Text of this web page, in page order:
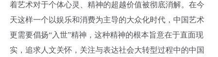
着艺术对于个体心灵、精神的超越价值被彻底消解。在今
天这样一个以娱乐和消费为主导的大众化时代，中国艺术
更需要倡扬“入世”精神，这种精神的根本旨意在于直面现
实，追求人文关怀，关注与表达社会大转型过程中的中国